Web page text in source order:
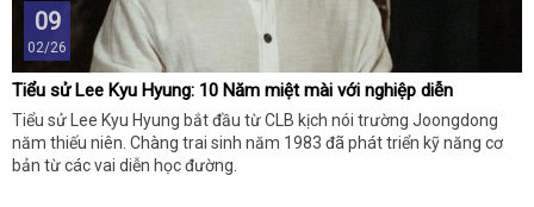
09
02/26
Tiểu sử Lee Kyu Hyung: 10 Năm miệt mài với nghiệp diễn
Tiểu sử Lee Kyu Hyung bắt đầu từ CLB kịch nói trường Joongdong
năm thiếu niên. Chàng trai sinh năm 1983 đã phát triển kỹ năng cơ
bản từ các vai diễn học đường.